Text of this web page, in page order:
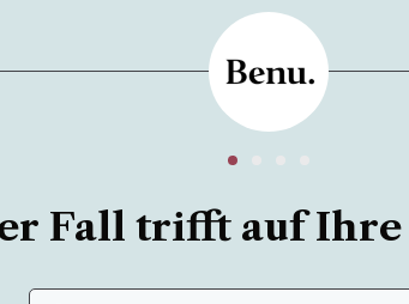
Fall trifft auf Ihre